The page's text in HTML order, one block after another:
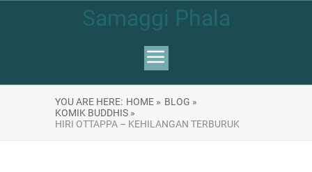
Samaggi Phala
YOU ARE HERE: HOME » BLOG »
KOMIK BUDDHIS »
HIRI OTTAPPA – KEHILANGAN TERBURUK